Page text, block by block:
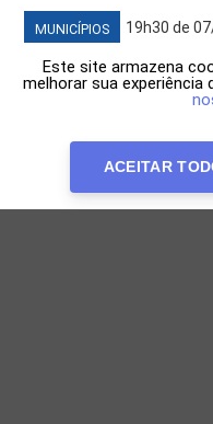
MUNICÍPIOS 19h30 de
Este site armazena
melhorar sua experiência
ACEITAR